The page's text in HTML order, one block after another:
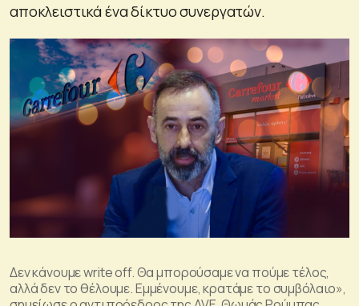
αποκλειστικά ένα δίκτυο συνεργατών.
Δεν κάνουμε write off. Θα μπορούσαμε να πούμε τέλος,
αλλά δεν το θέλουμε. Εμμένουμε, κρατάμε το συμβόλαιο»,